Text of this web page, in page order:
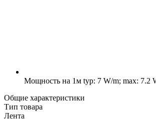
Мощность на 1м typ: 7 W/m; max: 7.2
Общие характеристики
Тип товара
Лента